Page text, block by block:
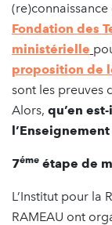
(re)connaissance
Fondation des
ministérielle
proposition de
sont les preuves
Alors, qu’en
7éme étape de
L’Institut pour la
RAMEAU ont